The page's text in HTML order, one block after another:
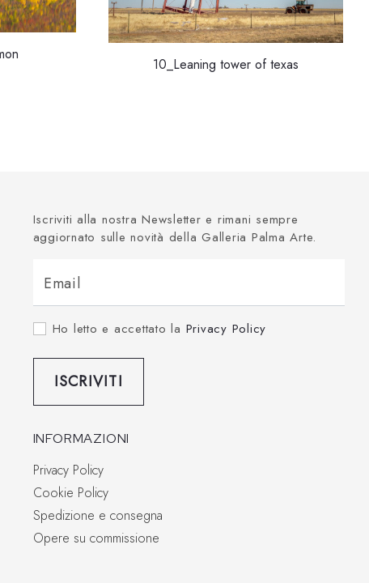
10_Leaning tower of texas
Iscriviti alla nostra Newsletter e rimani sempre
aggiornato sulle novità della Galleria Palma Arte.
Email
Ho letto e accettato la Privacy Policy
ISCRIVITI
INFORMAZIONI
Privacy Policy
Cookie Policy
Spedizione e consegna
Opere su commissione